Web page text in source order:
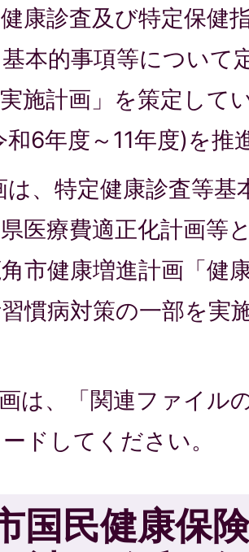
康診査及び特定保健
本的事項等について
施計画」を策定して
和6年度～11年度)を推
は、特定健康診査等基
医療費適正化計画等
市健康増進計画「健
慣病対策の一部を実
は、「関連ファイル
ドしてください。
国民健康保